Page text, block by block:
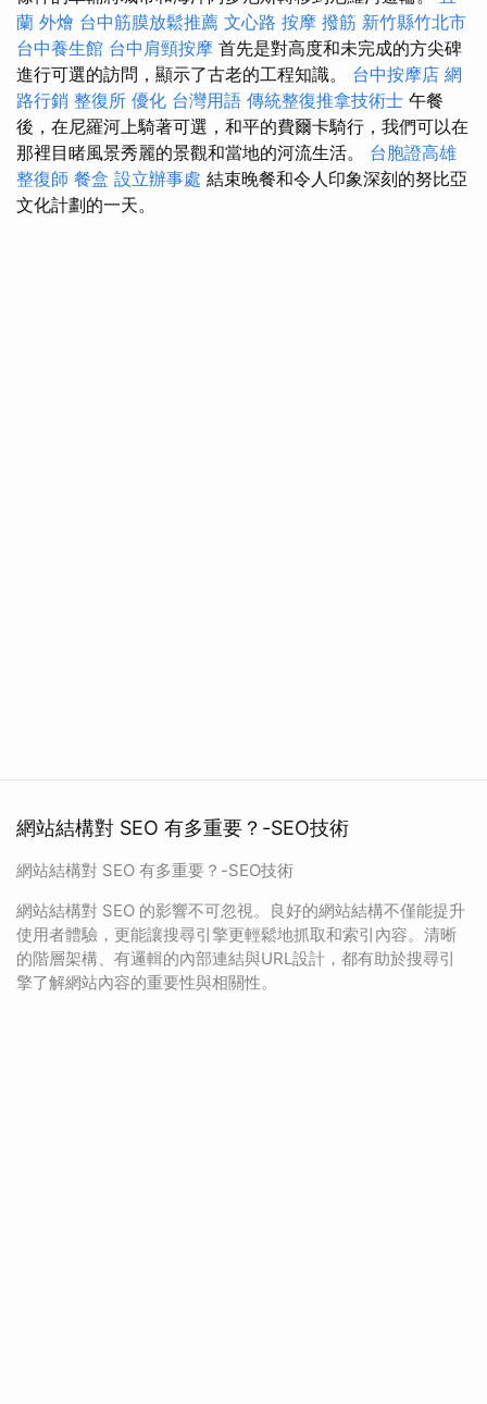
蘭 外燴 台中筋膜放鬆推薦 文心路 按摩 撥筋 新竹縣竹北市
台中養生館 台中肩頸按摩 首先是對高度和未完成的方尖碑
進行可選的訪問，顯示了古老的工程知識。 台中按摩店 網
路行銷 整復所 優化 台灣用語 傳統整復推拿技術士 午餐
後，在尼羅河上騎著可選，和平的費爾卡騎行，我們可以在
那裡目睹風景秀麗的景觀和當地的河流生活。 台胞證高雄
整復師 餐盒 設立辦事處 結束晚餐和令人印象深刻的努比亞
文化計劃的一天。
網站結構對 SEO 有多重要？-SEO技術
網站結構對 SEO 有多重要？-SEO技術
網站結構對 SEO 的影響不可忽視。良好的網站結構不僅能提升
使用者體驗，更能讓搜尋引擎更輕鬆地抓取和索引內容。清晰
的階層架構、有邏輯的內部連結與URL設計，都有助於搜尋引
擎了解網站內容的重要性與相關性。